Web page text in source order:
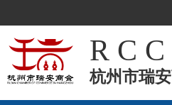
杭州市瑞
R C